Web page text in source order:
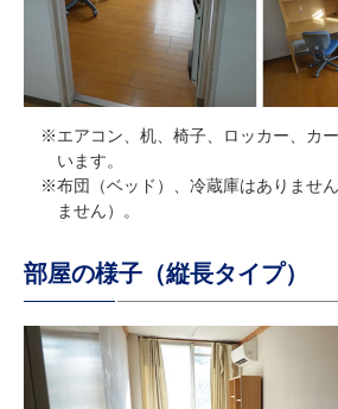
※エアコン、机、椅子、ロッカー、カ
います。
※布団（ベッド）、冷蔵庫はありませ
ません）。
部屋の様子（縦長タイプ）